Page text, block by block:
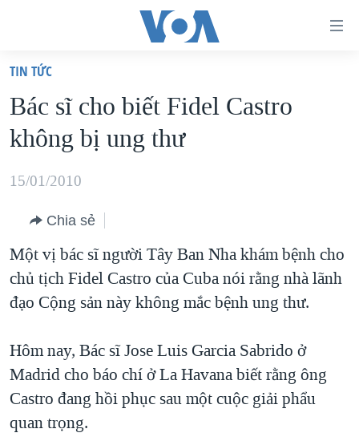
truy
cập
Tới
dung
chính
điều
hướng
chính
tới
"Tìm"
VIỆT NAM
HOA KỲ
BIỂN ĐÔNG
BLOG
DIỄN ĐÀN
MỤC
VẠCH TRẦN TIN GIẢ
NGƯỜI VIỆT HẢI NGOẠI
ĐỜI SỐNG
KINH TẾ
CHUYÊN ĐỀ
CHIẾN TRANH THƯƠNG MẠI CỦA MỸ: QUÁ KHỨ VÀ HIỆN
HÀNH TRÌNH BẦU CỬ 2024
MỘT NĂM CHIẾN TRANH TẠI DẢI GAZA
HỌC TIẾNG ANH
VIDEO
NGHE
TIN TỨC
Bác sĩ cho biết Fidel Castro
không bị ung thư
15/01/2010
Chia sẻ
Một vị bác sĩ người Tây Ban Nha khám bệnh cho
chủ tịch Fidel Castro của Cuba nói rằng nhà lãnh
đạo Cộng sản này không mắc bệnh ung thư.
Hôm nay, Bác sĩ Jose Luis Garcia Sabrido ở
Madrid cho báo chí ở La Havana biết rằng ông
Castro đang hồi phục sau một cuộc giải phẩu
quan trọng.